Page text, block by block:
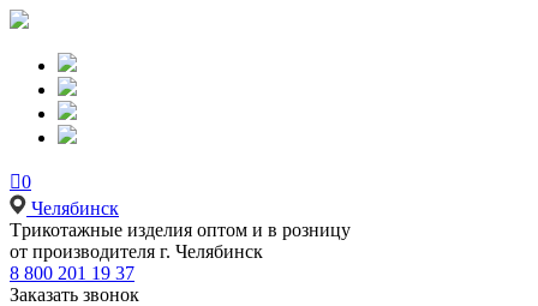
0
Челябинск
Tрикотажные изделия оптом и в розницу
от производителя г. Челябинск
8 800 201 19 37
Заказать звонок